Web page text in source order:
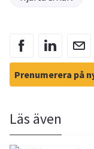
Prenumerera på
Läs även